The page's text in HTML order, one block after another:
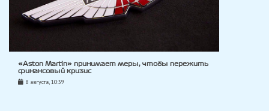
«Aston Martin» принимает меры, чтобы пережить
финансовый кризис
8 августа, 10:39